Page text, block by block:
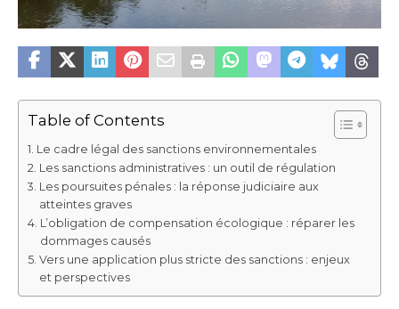
Table of Contents
Le cadre légal des sanctions environnementales
Les sanctions administratives : un outil de régulation
Les poursuites pénales : la réponse judiciaire aux
atteintes graves
L’obligation de compensation écologique : réparer les
dommages causés
Vers une application plus stricte des sanctions : enjeux
et perspectives